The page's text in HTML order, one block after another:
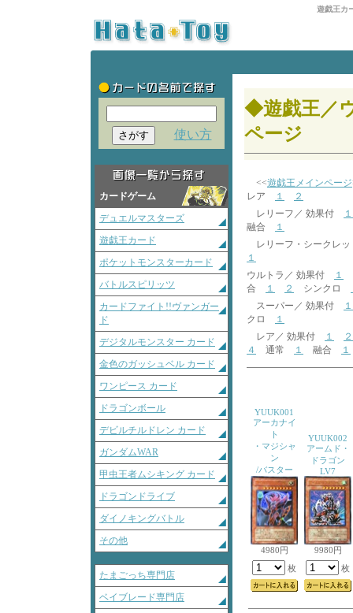
遊戯王カ
使い方
カードゲーム
デュエルマスターズ
遊戯王カード
ポケットモンスターカード
バトルスピリッツ
カードファイト!!ヴァンガー
ド
デジタルモンスター カード
金色のガッシュベル カード
ワンピース カード
ドラゴンボール
デビルチルドレン カード
ガンダムWAR
甲虫王者ムシキング カード
ドラゴンドライブ
ダイノキングバトル
その他
たまごっち専門店
ベイブレード専門店
◆遊戯王／
ページ
<<遊戯王メインページ
レア
１
２
レリーフ／ 効果付
１
融合
１
レリーフ・シークレ
１
ウルトラ／ 効果付
１
合
１ ２ シンクロ
スーパー／ 効果付
１
クロ
１
レア／ 効果付
１
２
４
通常 １ 融合 １
YUUK001
アーカナイ
ト
・マジシャ
ン
/バスター
4980円
枚
YUUK002
アームド・
ドラゴン
LV7
9980円
枚